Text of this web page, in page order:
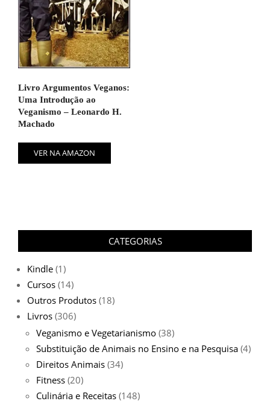
Livro Argumentos Veganos:
Uma Introdução ao
Veganismo – Leonardo H.
Machado
VER NA AMAZON
CATEGORIAS
Kindle (1)
Cursos (14)
Outros Produtos (18)
Livros (306)
Veganismo e Vegetarianismo (38)
Substituição de Animais no Ensino e na Pesquisa (4)
Direitos Animais (34)
Fitness (20)
Culinária e Receitas (148)